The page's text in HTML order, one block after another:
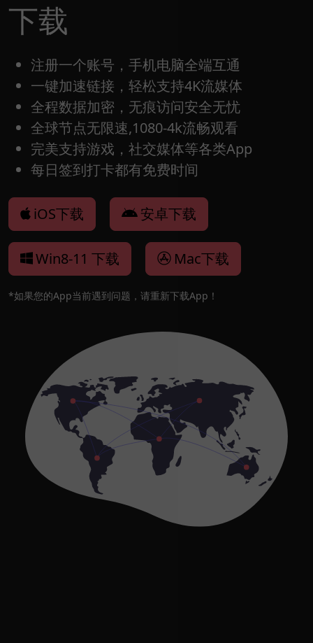
下载
注册一个账号，手机电脑全端互通
一键加速链接，轻松支持4K流媒体
全程数据加密，无痕访问安全无忧
全球节点无限速,1080-4k流畅观看
完美支持游戏，社交媒体等各类App
每日签到打卡都有免费时间
iOS下载 安卓下载
Win8-11 下载 Mac下载
*如果您的App当前遇到问题，请重新下载App！